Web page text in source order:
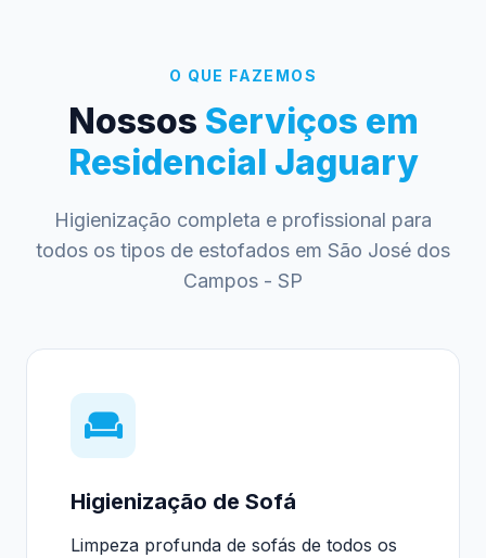
O QUE FAZEMOS
Nossos Serviços em
Residencial Jaguary
Higienização completa e profissional para
todos os tipos de estofados em São José dos
Campos - SP
Higienização de Sofá
Limpeza profunda de sofás de todos os